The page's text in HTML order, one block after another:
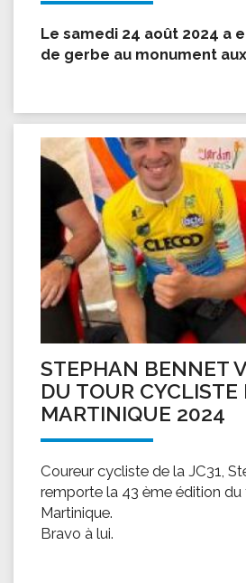
Le samedi 24 août 2024 a
de gerbe au monument
STEPHAN BENNET
DU TOUR CYCLISTE
MARTINIQUE 2024
Coureur cycliste de la JC31,
remporte la 43 ème édition
Martinique.
Bravo à lui.